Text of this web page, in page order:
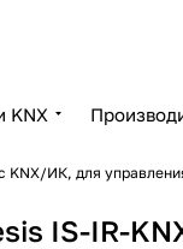
KNX
KNX/ИК, для
IS-IR-